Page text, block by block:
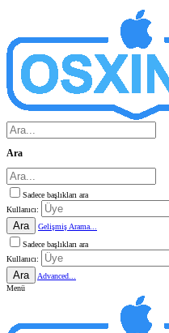
Ara
Sadece başlıkları ara
Kullanıcı:
Ara
Gelişmiş Arama...
Sadece başlıkları ara
Kullanıcı:
Ara
Advanced...
Menü